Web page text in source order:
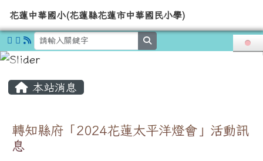
花蓮中華國小(花蓮縣花蓮市中華
導覽列
花蓮中華國小(花蓮縣花蓮市中華國民小學)
本站消息
轉知縣府「2024花蓮太平洋燈會」活動訊
息